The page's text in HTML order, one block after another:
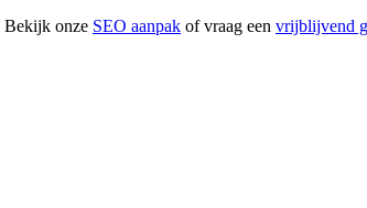
Bekijk onze SEO aanpak of vraag een vrijblijvend